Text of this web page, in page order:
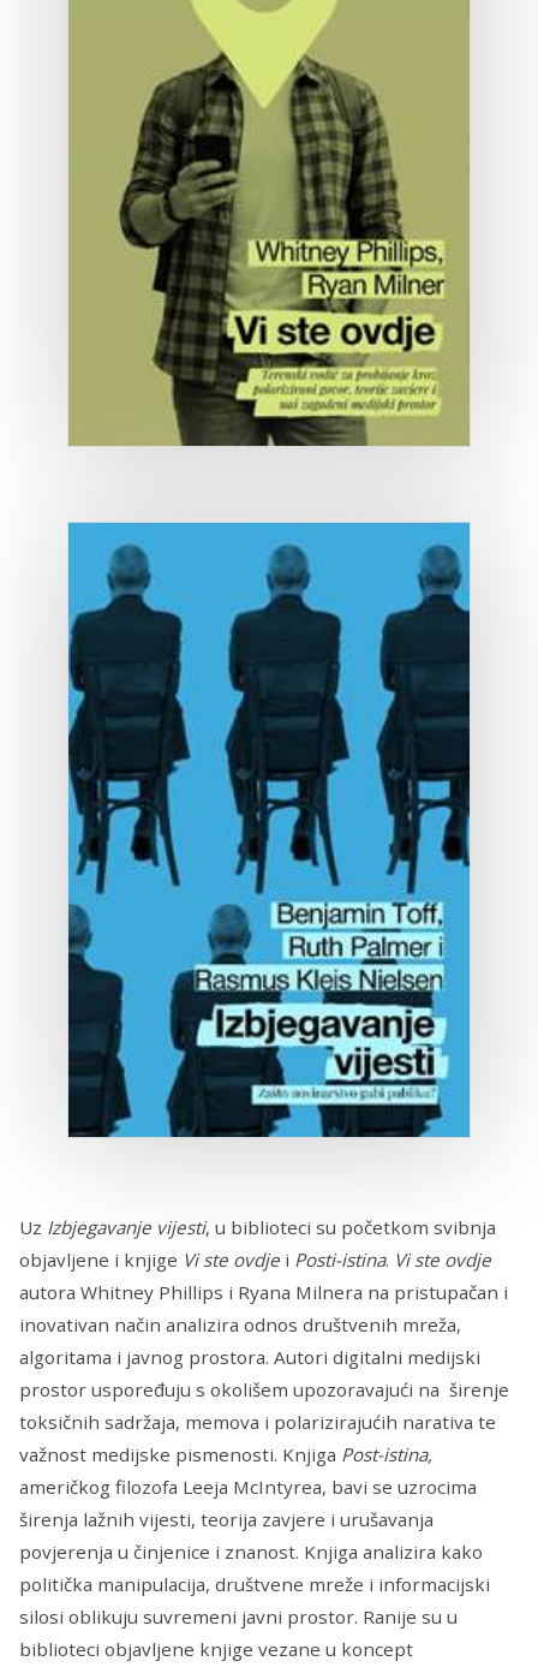
Uz Izbjegavanje vijesti, u biblioteci su početkom svibnja
objavljene i knjige Vi ste ovdje i Posti-istina. Vi ste ovdje
autora Whitney Phillips i Ryana Milnera na pristupačan i
inovativan način analizira odnos društvenih mreža,
algoritama i javnog prostora. Autori digitalni medijski
prostor uspoređuju s okolišem upozoravajući na širenje
toksičnih sadržaja, memova i polarizirajućih narativa te
važnost medijske pismenosti. Knjiga Post-istina,
američkog filozofa Leeja McIntyrea, bavi se uzrocima
širenja lažnih vijesti, teorija zavjere i urušavanja
povjerenja u činjenice i znanost. Knjiga analizira kako
politička manipulacija, društvene mreže i informacijski
silosi oblikuju suvremeni javni prostor. Ranije su u
biblioteci objavljene knjige vezane u koncept